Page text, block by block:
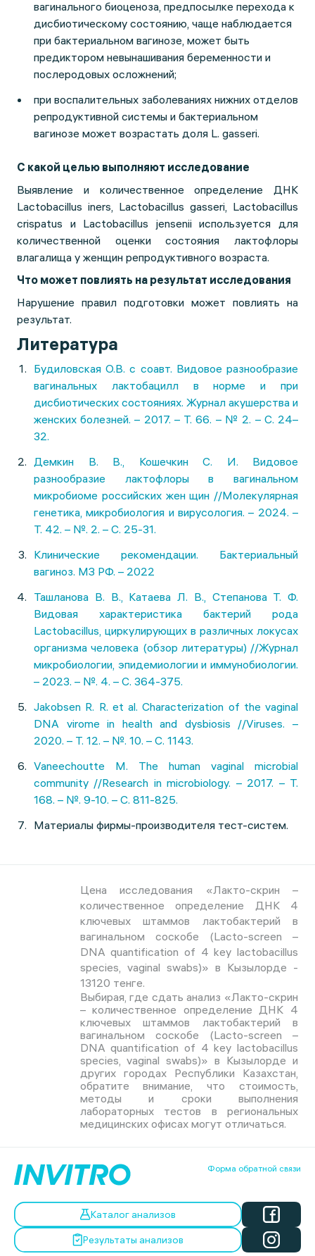
вагинального биоценоза, предпосылке перехода к
дисбиотическому состоянию, чаще наблюдается
при бактериальном вагинозе, может быть
предиктором невынашивания беременности и
послеродовых осложнений;
при воспалительных заболеваниях нижних отделов
репродуктивной системы и бактериальном
вагинозе может возрастать доля L. gasseri.
С какой целью выполняют исследование
Выявление и количественное определение ДНК
Lactobacillus iners, Lactobacillus gasseri, Lactobacillus
crispatus и Lactobacillus jensenii используется для
количественной оценки состояния лактофлоры
влагалища у женщин репродуктивного возраста.
Что может повлиять на результат исследования
Нарушение правил подготовки может повлиять на
результат.
Литература
Будиловская О.В. с соавт. Видовое разнообразие
вагинальных лактобацилл в норме и при
дисбиотических состояниях. Журнал акушерства и
женских болезней. – 2017. – Т. 66. – № 2. – С. 24–
32.
Демкин В. В., Кошечкин С. И. Видовое
разнообразие лактофлоры в вагинальном
микробиоме российских жен щин //Молекулярная
генетика, микробиология и вирусология. – 2024. –
Т. 42. – №. 2. – С. 25-31.
Клинические рекомендации. Бактериальный
вагиноз. МЗ РФ. – 2022
Ташланова В. В., Катаева Л. В., Степанова Т. Ф.
Видовая характеристика бактерий рода
Lactobacillus, циркулирующих в различных локусах
организма человека (обзор литературы) //Журнал
микробиологии, эпидемиологии и иммунобиологии.
– 2023. – №. 4. – С. 364-375.
Jakobsen R. R. et al. Characterization of the vaginal
DNA virome in health and dysbiosis //Viruses. –
2020. – Т. 12. – №. 10. – С. 1143.
Vaneechoutte M. The human vaginal microbial
community //Research in microbiology. – 2017. – Т.
168. – №. 9-10. – С. 811-825.
Материалы фирмы-производителя тест-систем.
Цена исследования «Лакто-скрин –
количественное определение ДНК 4
ключевых штаммов лактобактерий в
вагинальном соскобе (Lacto-screen –
DNA quantification of 4 key lactobacillus
species, vaginal swabs)» в Кызылорде -
13120 тенге.
Выбирая, где сдать анализ «Лакто-скрин
– количественное определение ДНК 4
ключевых штаммов лактобактерий в
вагинальном соскобе (Lacto-screen –
DNA quantification of 4 key lactobacillus
species, vaginal swabs)» в Кызылорде и
других городах Республики Казахстан,
обратите внимание, что стоимость,
методы и сроки выполнения
лабораторных тестов в региональных
медицинских офисах могут отличаться.
Форма обратной связи
Каталог анализов
Результаты анализов